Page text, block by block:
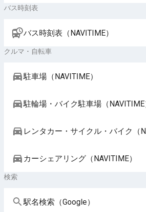
バス時刻表
バス時刻表（NAVITIME）
クルマ・自転車
駐車場（NAVITIME）
駐輪場・バイク駐車場（NAVITIME
レンタカー・サイクル・バイク（
カーシェアリング（NAVITIME）
検索
駅名検索（Google）